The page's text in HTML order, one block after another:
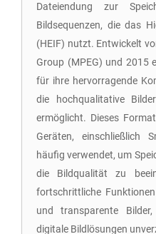
Dateiendung zur
Bildsequenzen, die das
(HEIF) nutzt. Entwickelt
Group (MPEG) und 2015
für ihre hervorragende
die hochqualitative
ermöglicht. Dieses
Geräten, einschließlich
häufig verwendet, um
die Bildqualität zu
fortschrittliche
und transparente
digitale Bildlösungen